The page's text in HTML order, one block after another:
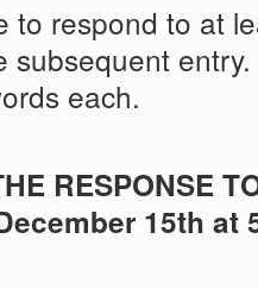
to respond to at
subsequent
each.
RESPONSE
15th at